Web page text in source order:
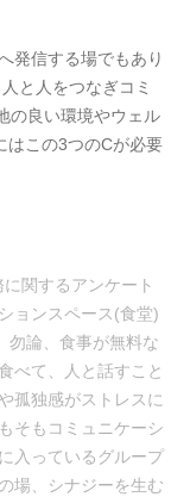
発信する場でもあり
と人をつなぎコミ
の良い環境やウェル
はこの3つのCが必要
関するアンケート
ョンスペース(食堂)
勿論、食事が無料な
べて、人と話すこと
孤独感がストレスに
そもコミュニケーシ
入っているグループ
場、シナジーを生む